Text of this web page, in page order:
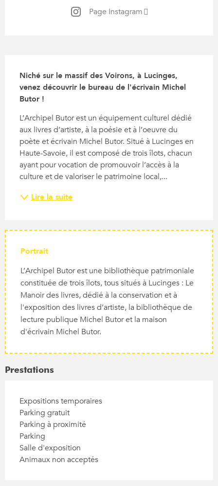
Page Instagram
Niché sur le massif des Voirons, à Lucinges,
venez découvrir le bureau de l'écrivain Michel
Butor !
L’Archipel Butor est un équipement culturel dédié
aux livres d’artiste, à la poésie et à l’oeuvre du
poète et écrivain Michel Butor. Situé à Lucinges en
Haute-Savoie, il est composé de trois îlots, chacun
ayant pour vocation de promouvoir l’accès à la
culture et de valoriser le patrimoine local,...
Lire la suite
Portrait
L’Archipel Butor est une bibliothèque patrimoniale
constituée de trois îlots, tous situés à Lucinges : Le
Manoir des livres, dédié à la conservation et à
l'exposition des livres d’artiste, la bibliothèque de
lecture publique Michel Butor et la maison
d'écrivain Michel Butor.
Prestations
Expositions temporaires
Parking gratuit
Parking à proximité
Parking
Salle d'exposition
Animaux non acceptés